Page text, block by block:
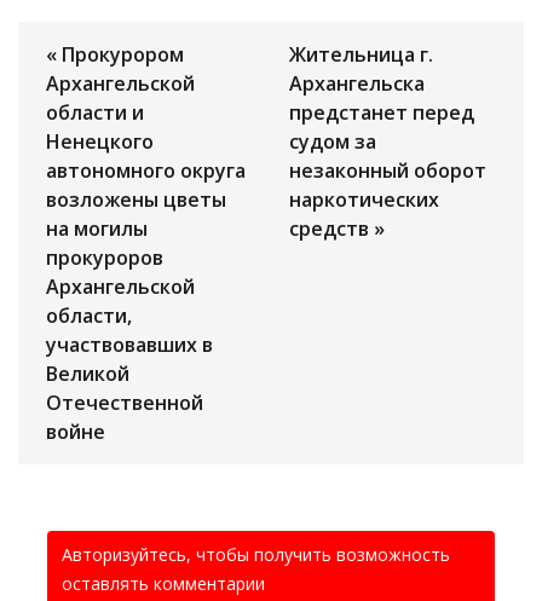
« Прокурором
Архангельской
области и
Ненецкого
автономного округа
возложены цветы
на могилы
прокуроров
Архангельской
области,
участвовавших в
Великой
Отечественной
войне
Жительница г.
Архангельска
предстанет перед
судом за
незаконный оборот
наркотических
средств »
Авторизуйтесь, чтобы получить возможность
оставлять комментарии